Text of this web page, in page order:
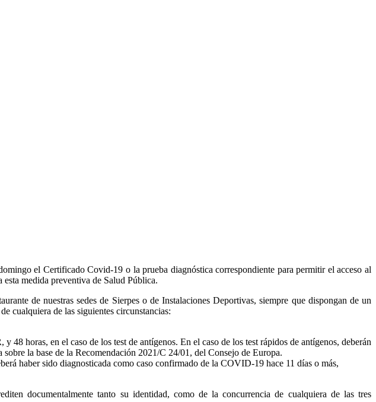
el Certificado Covid-19 o la prueba diagnóstica correspondiente para permitir el acceso al
medida preventiva de Salud Pública.
de nuestras sedes de Sierpes o de Instalaciones Deportivas, siempre que dispongan de un
cualquiera de las siguientes circunstancias:
48 horas, en el caso de los test de antígenos. En el caso de los test rápidos de antígenos, deberán
la base de la Recomendación 2021/C 24/01, del Consejo de Europa.
haber sido diagnosticada como caso confirmado de la COVID-19 hace 11 días o más,
documentalmente tanto su identidad, como de la concurrencia de cualquiera de las tres